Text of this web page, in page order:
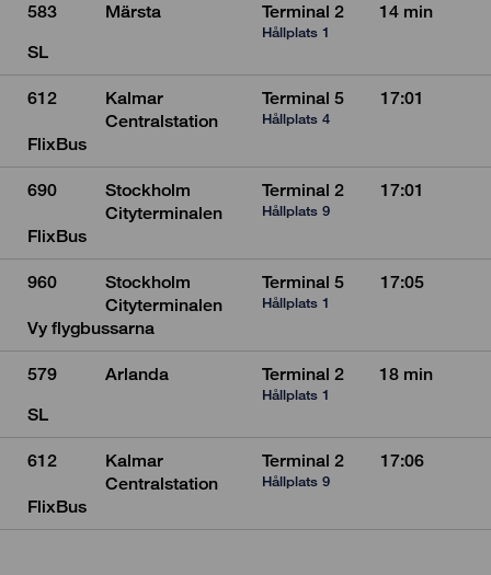
583 Märsta Terminal 2
Hållplats 1
14 min
SL
612
Kalmar
Centralstation
Terminal 5
Hållplats 4
17:01
FlixBus
690
Stockholm
Cityterminalen
Terminal 2
Hållplats 9
17:01
FlixBus
960
Stockholm
Cityterminalen
Terminal 5
Hållplats 1
17:05
Vy flygbussarna
579 Arlanda Terminal 2
Hållplats 1
18 min
SL
612
Kalmar
Centralstation
Terminal 2
Hållplats 9
17:06
FlixBus